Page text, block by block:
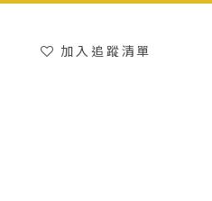
加入追蹤清單